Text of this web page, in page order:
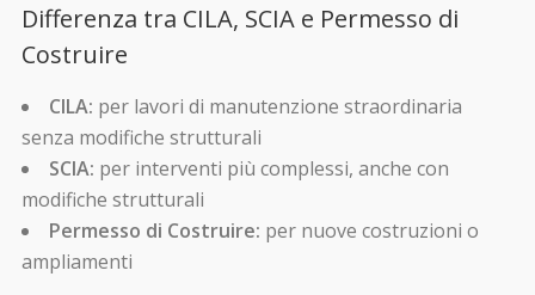
Differenza tra CILA, SCIA e Permesso di
Costruire
CILA: per lavori di manutenzione straordinaria
senza modifiche strutturali
SCIA: per interventi più complessi, anche con
modifiche strutturali
Permesso di Costruire: per nuove costruzioni o
ampliamenti